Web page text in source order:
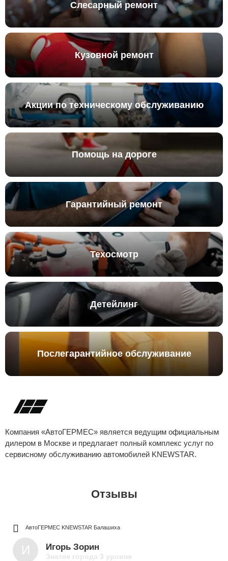
Слесарный ремонт
Кузовной ремонт
Акции по техническому обслуживанию
Помощь на дороге
Гарантийный ремонт
Техосмотр
Детейлинг
Послегарантийное обслуживание
Компания «АвтоГЕРМЕС» является ведущим официальным
дилером в Москве и предлагает полный комплекс услуг по
сервисному обслуживанию автомобилей KNEWSTAR.
Отзывы
АвтоГЕРМЕС KNEWSTAR Балашиха
И Игорь Зорин
Знаток города 3 уровня